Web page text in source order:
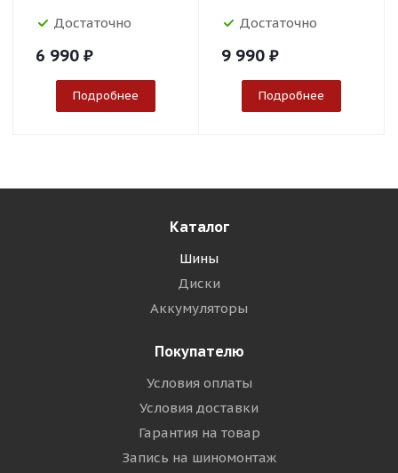
Достаточно
6 990 ₽
Подробнее
Достаточно
9 990 ₽
Подробнее
Каталог
Шины
Диски
Аккумуляторы
Покупателю
Условия оплаты
Условия доставки
Гарантия на товар
Запись на шиномонтаж